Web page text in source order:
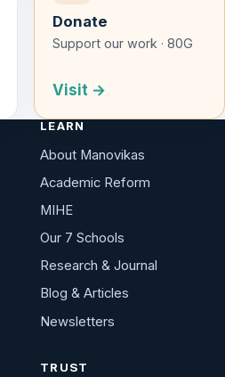
Donate
Support our work · 80G
Visit →
LEARN
About Manovikas
Academic Reform
MIHE
Our 7 Schools
Research & Journal
Blog & Articles
Newsletters
TRUST